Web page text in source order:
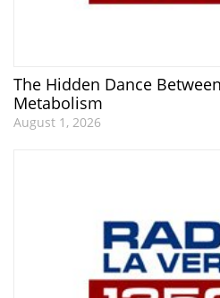
The Hidden Dance
Metabolism
August 1, 2026